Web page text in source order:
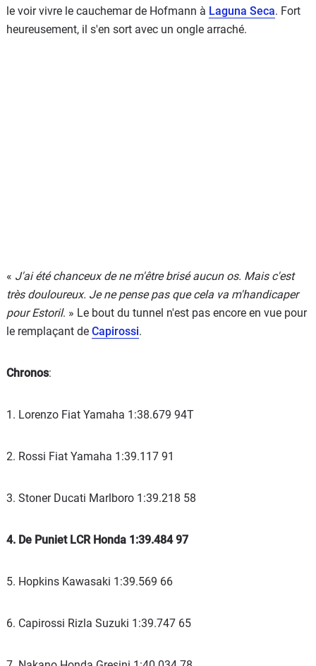
le voir vivre le cauchemar de Hofmann à Laguna Seca. Fort
heureusement, il s'en sort avec un ongle arraché.
« J'ai été chanceux de ne m'être brisé aucun os. Mais c'est
très douloureux. Je ne pense pas que cela va m'handicaper
pour Estoril. » Le bout du tunnel n'est pas encore en vue pour
le remplaçant de Capirossi.
Chronos:
1. Lorenzo Fiat Yamaha 1:38.679 94T
2. Rossi Fiat Yamaha 1:39.117 91
3. Stoner Ducati Marlboro 1:39.218 58
4. De Puniet LCR Honda 1:39.484 97
5. Hopkins Kawasaki 1:39.569 66
6. Capirossi Rizla Suzuki 1:39.747 65